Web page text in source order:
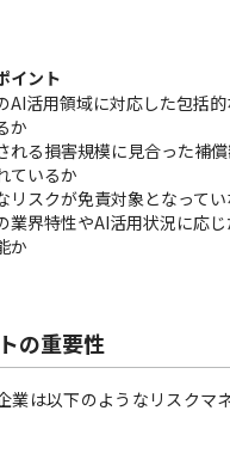
イント
AI活用領域に対応した包括
か
れる損害規模に見合った補
ているか
リスクが免責対象となって
業界特性やAI活用状況に応
か
の重要性
業は以下のようなリスクマ